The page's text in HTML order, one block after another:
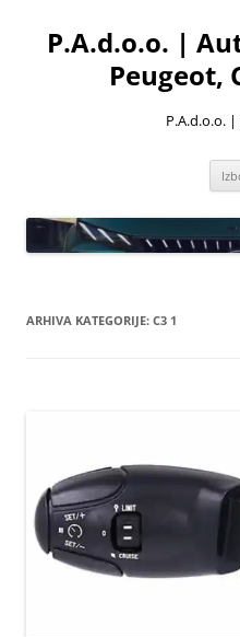
sadržaja
P.A.d.o.o. |
Peugeot,
P.A.d.o.o. |
ARHIVA KATEGORIJE: C3 1